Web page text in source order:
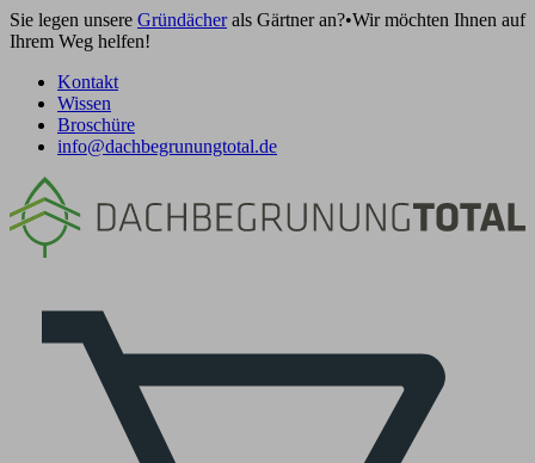
Sie legen unsere Gründächerals Gärtner an?•Wir möchten Ihnen auf
Ihrem Weg helfen!
Kontakt
Wissen
Broschüre
info@dachbegrunungtotal.de